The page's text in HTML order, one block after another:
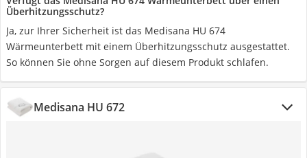
Überhitzungsschutz?
Ja, zur Ihrer Sicherheit ist das Medisana HU 674
Wärmeunterbett mit einem Überhitzungsschutz ausgestattet.
So können Sie ohne Sorgen auf diesem Produkt schlafen.
Medisana HU 672